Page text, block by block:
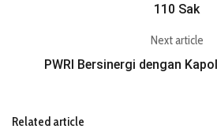
110 Sak
Next article
PWRI Bersinergi dengan
Related article